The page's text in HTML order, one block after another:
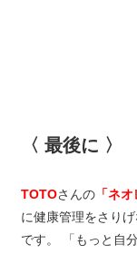
〈 最後に 〉
TOTOさんの 「ネ
に健康管理をさり
です。 「もっと自